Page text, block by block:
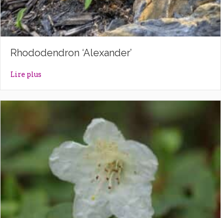
Rhododendron ‘Alexander’
Lire plus